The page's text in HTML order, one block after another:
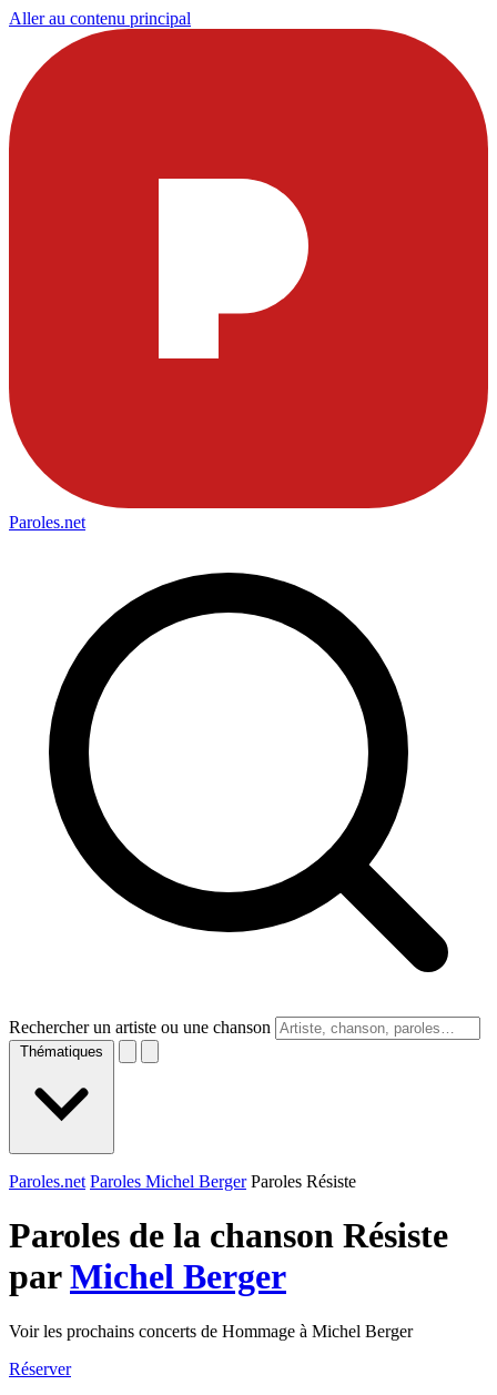
Aller au contenu principal
Paroles.net
Rechercher un artiste ou une chanson
Thématiques
Paroles.net Paroles Michel Berger Paroles Résiste
Paroles de la chanson Résiste
parMichel Berger
Voir les prochains concerts de Hommage à Michel Berger
Réserver